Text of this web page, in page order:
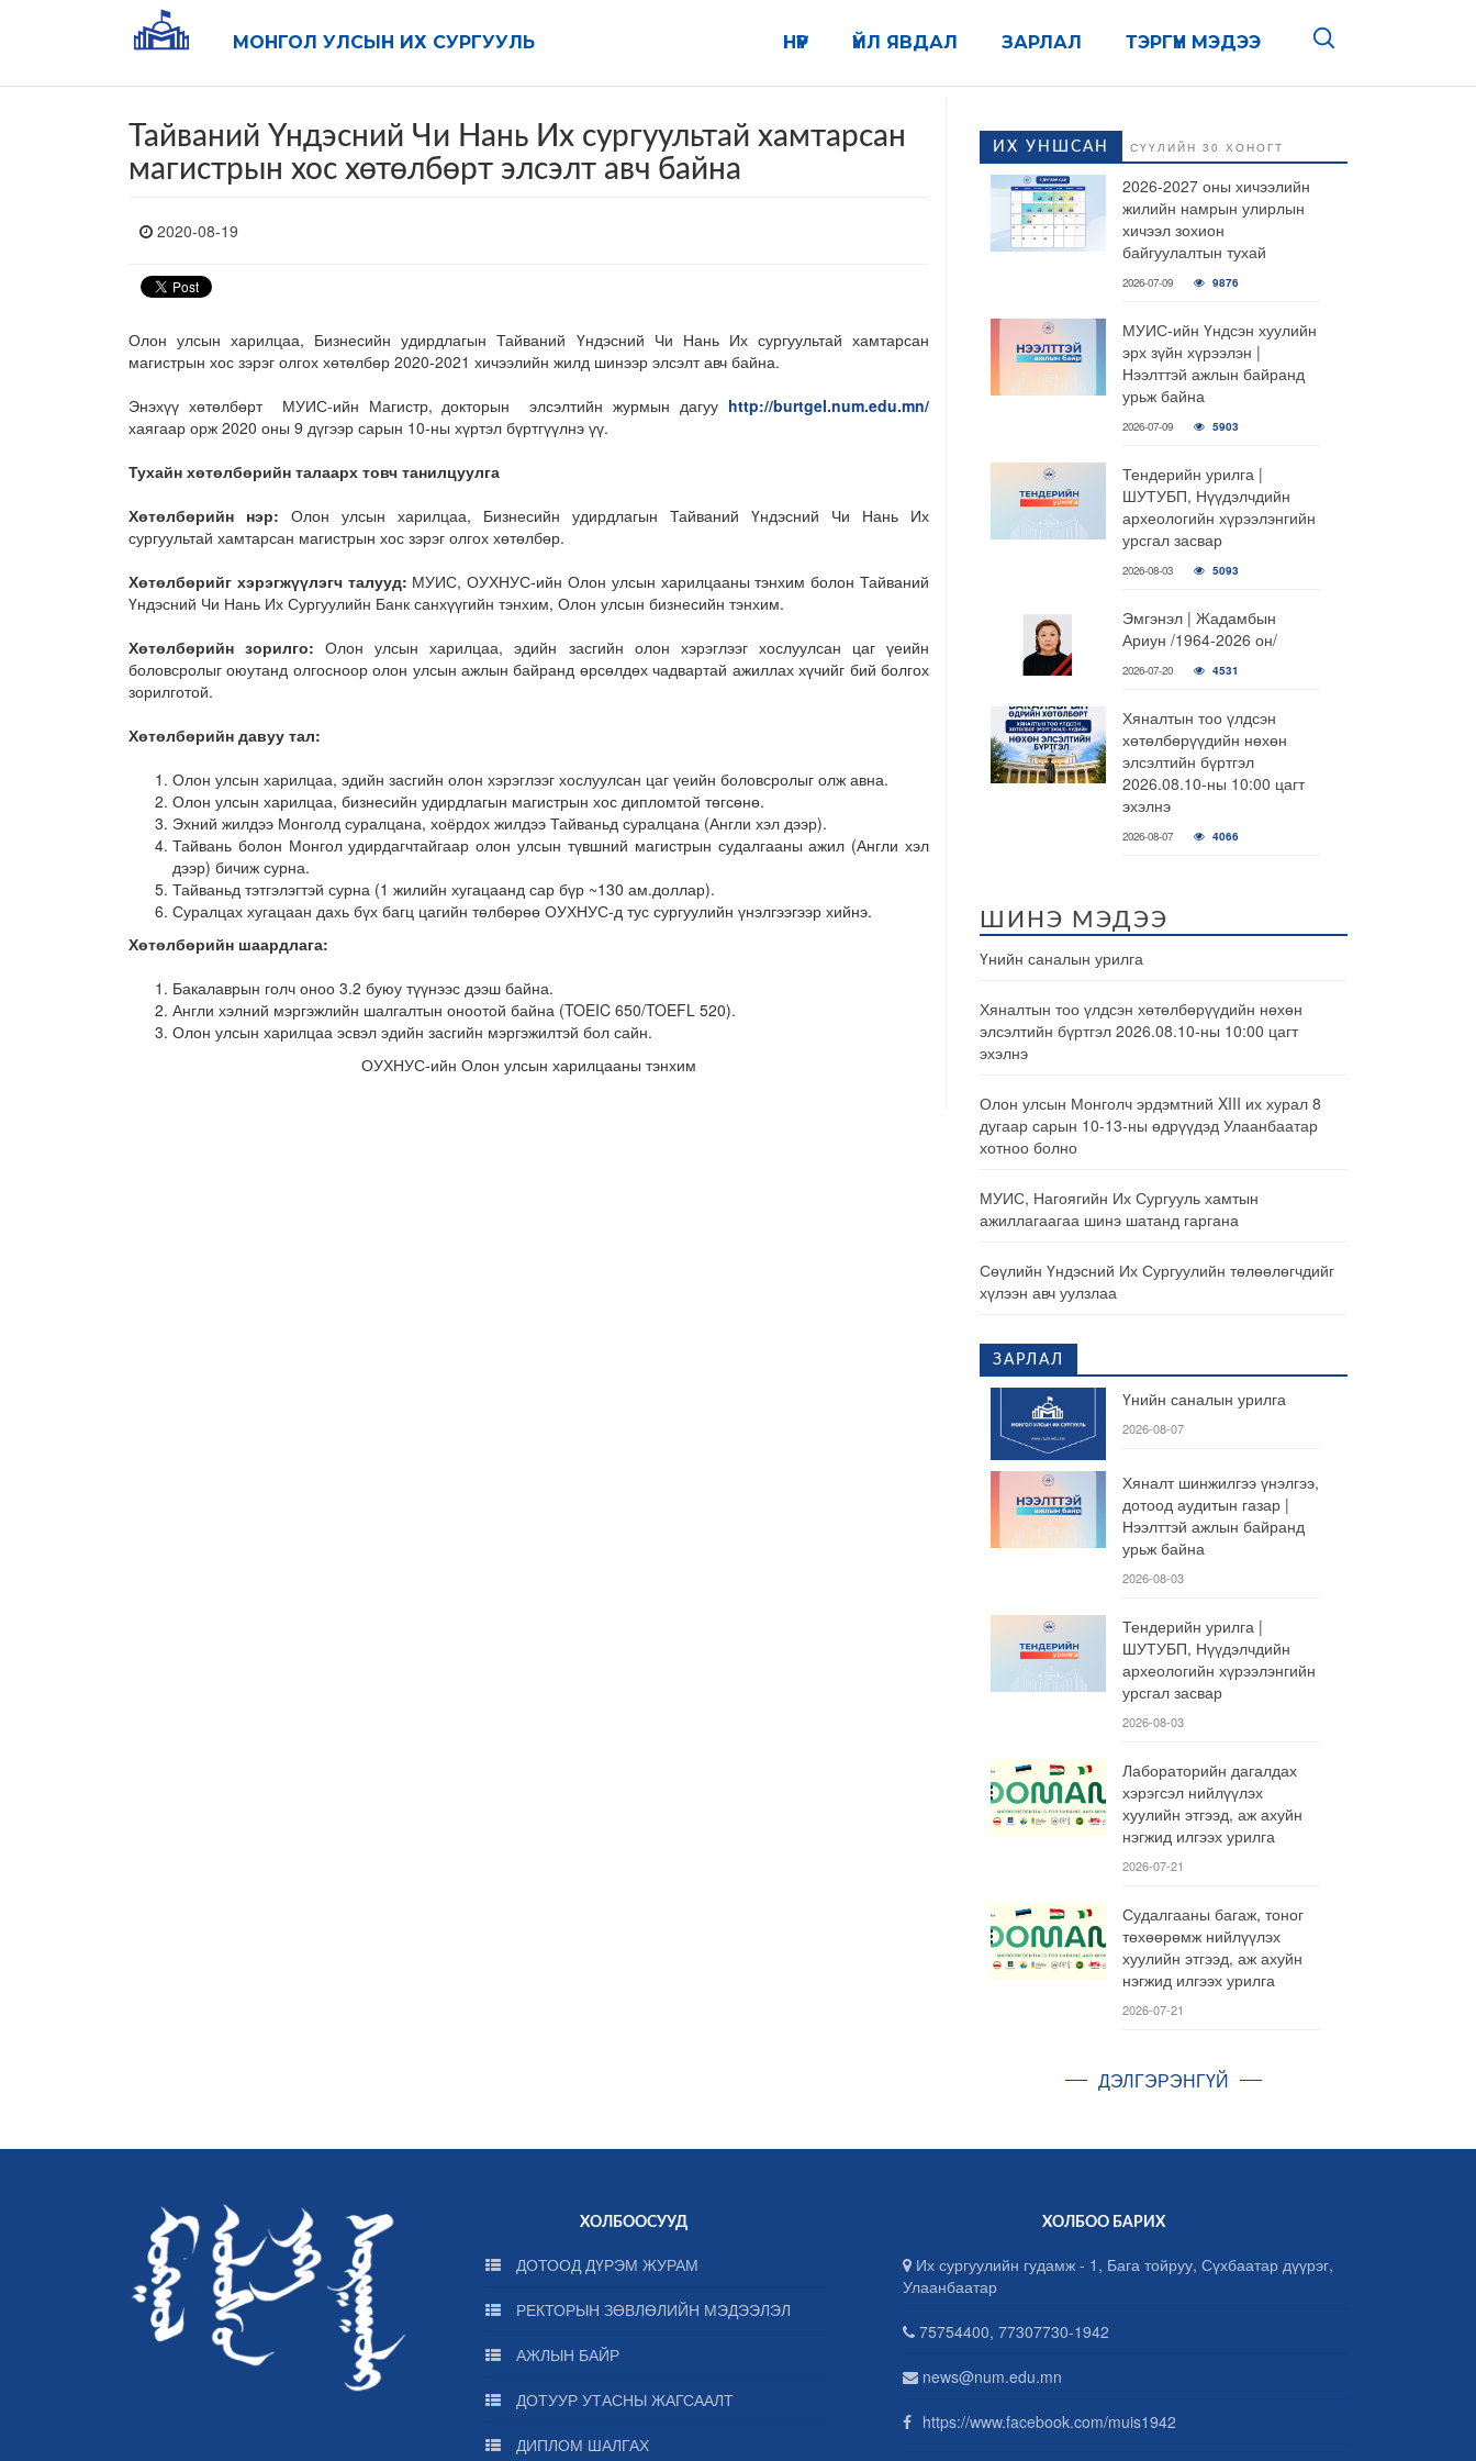
МОНГОЛ УЛСЫН ИХ СУРГУУЛЬ ТЭРГҮҮН МЭДЭЭ
ЗАРЛАЛ
ҮЙЛ ЯВДАЛ
НҮҮР
Тайваний Үндэсний Чи Нань Их сургуультай хамтарсан
магистрын хос хөтөлбөрт элсэлт авч байна
2020-08-19
Олон улсын харилцаа, Бизнесийн удирдлагын Тайваний Үндэсний Чи Нань Их сургуультай хамтарсан
магистрын хос зэрэг олгох хөтөлбөр 2020-2021 хичээлийн жилд шинээр элсэлт авч байна.
Энэхүү хөтөлбөрт МУИС-ийн Магистр, докторын элсэлтийн журмын дагуу http://burtgel.num.edu.mn/
хаягаар орж 2020 оны 9 дүгээр сарын 10-ны хүртэл бүртгүүлнэ үү.
Тухайн хөтөлбөрийн талаарх товч танилцуулга
Хөтөлбөрийн нэр: Олон улсын харилцаа, Бизнесийн удирдлагын Тайваний Үндэсний Чи Нань Их
сургуультай хамтарсан магистрын хос зэрэг олгох хөтөлбөр.
Хөтөлбөрийг хэрэгжүүлэгч талууд: МУИС, ОУХНУС-ийн Олон улсын харилцааны тэнхим болон Тайваний
Үндэсний Чи Нань Их Сургуулийн Банк санхүүгийн тэнхим, Олон улсын бизнесийн тэнхим.
Хөтөлбөрийн зорилго:Олон улсын харилцаа, эдийн засгийн олон хэрэглээг хослуулсан цаг үеийн
боловсролыг оюутанд олгосноор олон улсын ажлын байранд өрсөлдөх чадвартай ажиллах хүчийг бий болгох
зорилготой.
Хөтөлбөрийн давуу тал:
Олон улсын харилцаа, эдийн засгийн олон хэрэглээг хослуулсан цаг үеийн боловсролыг олж авна.
Олон улсын харилцаа, бизнесийн удирдлагын магистрын хос дипломтой төгсөнө.
Эхний жилдээ Монголд суралцана, хоёрдох жилдээ Тайваньд суралцана (Англи хэл дээр).
Тайвань болон Монгол удирдагчтайгаар олон улсын түвшний магистрын судалгааны ажил (Англи хэл
дээр) бичиж сурна.
Тайваньд тэтгэлэгтэй сурна (1 жилийн хугацаанд сар бүр ~130 ам.доллар).
Суралцах хугацаан дахь бүх багц цагийн төлбөрөө ОУХНУС-д тус сургуулийн үнэлгээгээр хийнэ.
Хөтөлбөрийн шаардлага:
Бакалаврын голч оноо 3.2 буюу түүнээс дээш байна.
Англи хэлний мэргэжлийн шалгалтын оноотой байна (TOEIC 650/TOEFL 520).
Олон улсын харилцаа эсвэл эдийн засгийн мэргэжилтэй бол сайн.
ОУХНУС-ийн Олон улсын харилцааны тэнхим
ИХ УНШСАН СҮҮЛИЙН 30 ХОНОГТ
2026-2027 оны хичээлийн
жилийн намрын улирлын
хичээл зохион
байгуулалтын тухай
2026-07-09 9876
МУИС-ийн Үндсэн хуулийн
эрх зүйн хүрээлэн |
Нээлттэй ажлын байранд
урьж байна
2026-07-09 5903
Тендерийн урилга |
ШУТУБП, Нүүдэлчдийн
археологийн хүрээлэнгийн
урсгал засвар
2026-08-03 5093
Эмгэнэл | Жадамбын
Ариун /1964-2026 он/
2026-07-20 4531
Хяналтын тоо үлдсэн
хөтөлбөрүүдийн нөхөн
элсэлтийн бүртгэл
2026.08.10-ны 10:00 цагт
эхэлнэ
2026-08-07 4066
ШИНЭ МЭДЭЭ
Үнийн саналын урилга
Хяналтын тоо үлдсэн хөтөлбөрүүдийн нөхөн
элсэлтийн бүртгэл 2026.08.10-ны 10:00 цагт
эхэлнэ
Олон улсын Монголч эрдэмтний XIII их хурал 8
дугаар сарын 10-13-ны өдрүүдэд Улаанбаатар
хотноо болно
МУИС, Нагоягийн Их Сургууль хамтын
ажиллагаагаа шинэ шатанд гаргана
Сөүлийн Үндэсний Их Сургуулийн төлөөлөгчдийг
хүлээн авч уулзлаа
ЗАРЛАЛ
Үнийн саналын урилга
2026-08-07
Хяналт шинжилгээ үнэлгээ,
дотоод аудитын газар |
Нээлттэй ажлын байранд
урьж байна
2026-08-03
Тендерийн урилга |
ШУТУБП, Нүүдэлчдийн
археологийн хүрээлэнгийн
урсгал засвар
2026-08-03
Лабораторийн дагалдах
хэрэгсэл нийлүүлэх
хуулийн этгээд, аж ахуйн
нэгжид илгээх урилга
2026-07-21
Судалгааны багаж, тоног
төхөөрөмж нийлүүлэх
хуулийн этгээд, аж ахуйн
нэгжид илгээх урилга
2026-07-21
ДЭЛГЭРЭНГҮЙ
ХОЛБООСУУД
ДОТООД ДҮРЭМ ЖУРАМ
РЕКТОРЫН ЗӨВЛӨЛИЙН МЭДЭЭЛЭЛ
АЖЛЫН БАЙР
ДОТУУР УТАСНЫ ЖАГСААЛТ
ДИПЛОМ ШАЛГАХ
ХОЛБОО БАРИХ
Их сургуулийн гудамж - 1, Бага тойруу, Сүхбаатар дүүрэг,
Улаанбаатар
75754400, 77307730-1942
news@num.edu.mn
https://www.facebook.com/muis1942